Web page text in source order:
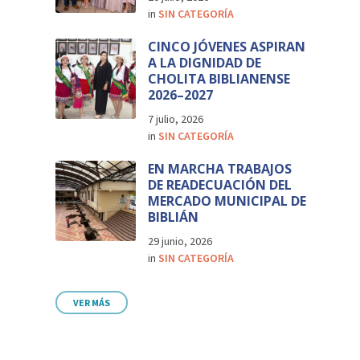
inSIN CATEGORÍA
CINCO JÓVENES ASPIRAN
A LA DIGNIDAD DE
CHOLITA BIBLIANENSE
2026–2027
7 julio, 2026
inSIN CATEGORÍA
EN MARCHA TRABAJOS
DE READECUACIÓN DEL
MERCADO MUNICIPAL DE
BIBLIÁN
29 junio, 2026
inSIN CATEGORÍA
VER MÁS